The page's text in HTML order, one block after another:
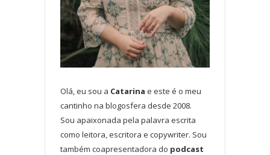
Olá, eu sou a Catarina e este é o meu
cantinho na blogosfera desde 2008.
Sou apaixonada pela palavra escrita
como leitora, escritora e copywriter. Sou
também coapresentadora do podcast